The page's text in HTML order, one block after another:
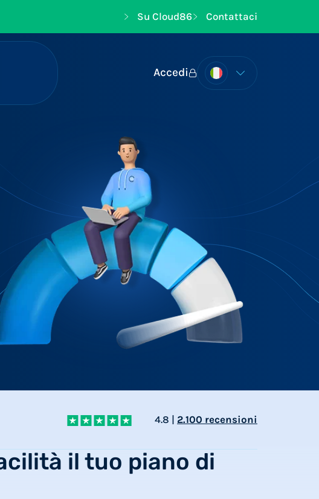
Su Cloud86 Contattaci
Accedi
4.8 | 2.100 recensioni
il tuo piano di